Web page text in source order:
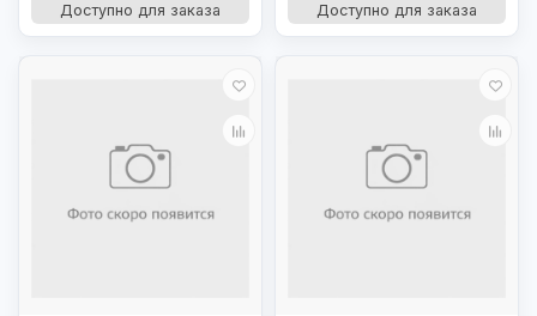
Доступно для заказа Доступно для заказа